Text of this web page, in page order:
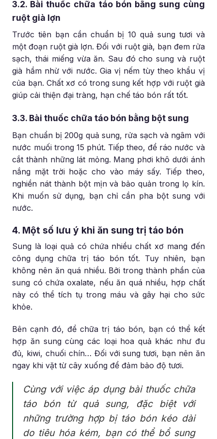
3.2. Bài thuốc chữa táo bón bằng sung cùng
ruột già lợn
Trước tiên bạn cần chuẩn bị 10 quả sung tươi và
một đoạn ruột già lợn. Đối với ruột già, bạn đem rửa
sạch, thái miếng vừa ăn. Sau đó cho sung và ruột
già hầm nhừ với nước. Gia vị nếm tùy theo khẩu vị
của bạn. Chất xơ có trong sung kết hợp với ruột già
giúp cải thiện đại tràng, hạn chế táo bón rất tốt.
3.3. Bài thuốc chữa táo bón bằng bột sung
Bạn chuẩn bị 200g quả sung, rửa sạch và ngâm với
nước muối trong 15 phút. Tiếp theo, để ráo nước và
cắt thành những lát mỏng. Mang phơi khô dưới ánh
nắng mặt trời hoặc cho vào máy sấy. Tiếp theo,
nghiền nát thành bột mịn và bảo quản trong lọ kín.
Khi muốn sử dụng, bạn chỉ cần pha bột sung với
nước.
4. Một số lưu ý khi ăn sung trị táo bón
Sung là loại quả có chứa nhiều chất xơ mang đến
công dụng chữa trị táo bón tốt. Tuy nhiên, bạn
không nên ăn quá nhiều. Bởi trong thành phần của
sung có chứa oxalate, nếu ăn quá nhiều, hợp chất
này có thể tích tụ trong máu và gây hại cho sức
khỏe.
Bên cạnh đó, để chữa trị táo bón, bạn có thể kết
hợp ăn sung cùng các loại hoa quả khác như đu
đủ, kiwi, chuối chín… Đối với sung tươi, bạn nên ăn
ngay khi vặt từ cây xuống để đảm bảo độ tươi.
Cùng với việc áp dụng bài thuốc chữa
táo bón từ quả sung, đặc biệt với
những trường hợp bị táo bón kéo dài
do tiêu hóa kém, bạn có thể bổ sung